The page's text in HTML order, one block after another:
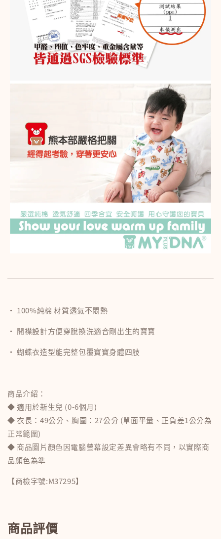
• 100%純棉 材質透氣不悶熱
• 開襟設計方便穿脫換洗適合剛出生的寶寶
• 蝴蝶衣造型能完整包覆寶寶身體四肢
商品介紹：
◆ 適用於新生兒 (0-6個月)
◆ 衣長：49公分、胸圍：27公分 (單面平量、正負差1公分為
正常範圍)
◆ 商品圖片顏色因電腦螢幕設定差異會略有不同，以實際商
品顏色為準
【商檢字號:M37295】
商品評價